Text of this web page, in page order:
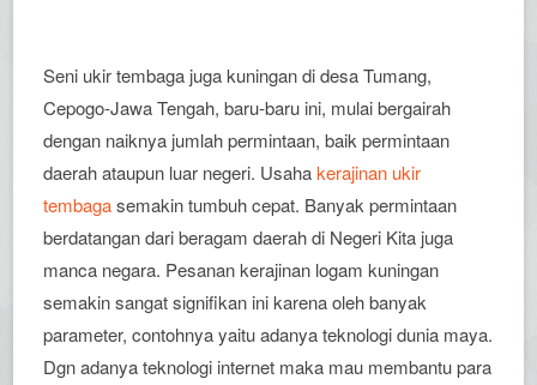
Seni ukir tembaga juga kuningan di desa Tumang,
Cepogo-Jawa Tengah, baru-baru ini, mulai bergairah
dengan naiknya jumlah permintaan, baik permintaan
daerah ataupun luar negeri. Usahakerajinan ukir
tembagasemakin tumbuh cepat. Banyak permintaan
berdatangan dari beragam daerah di Negeri Kita juga
manca negara. Pesanan kerajinan logam kuningan
semakin sangat signifikan ini karena oleh banyak
parameter, contohnya yaitu adanya teknologi dunia maya.
Dgn adanya teknologi internet maka mau membantu para